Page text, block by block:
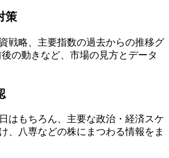
策
戦略、主要指数の過去からの推移グ
の動きなど、市場の見方とデータ
はもちろん、主要な政治・経済スケ
、八専などの株にまつわる情報をま